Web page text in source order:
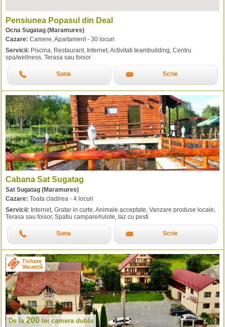
Pensiunea Popasul din Deal
Ocna Sugatag (Maramures)
Cazare: Camere, Apartament - 30 locuri
Servicii: Piscina, Restaurant, Internet, Activitati teambuilding, Centru
spa/wellness, Terasa sau foisor
Suna Scrie
Cabana Sat Sugatag
Sat Sugatag (Maramures)
Cazare: Toata cladirea - 4 locuri
Servicii: Internet, Gratar in curte, Animale acceptate, Vanzare produse locale,
Terasa sau foisor, Spatiu campare/rulote, Iaz cu pesti
Suna Scrie
Tichete
Vacanță
De la200leicamera dubla